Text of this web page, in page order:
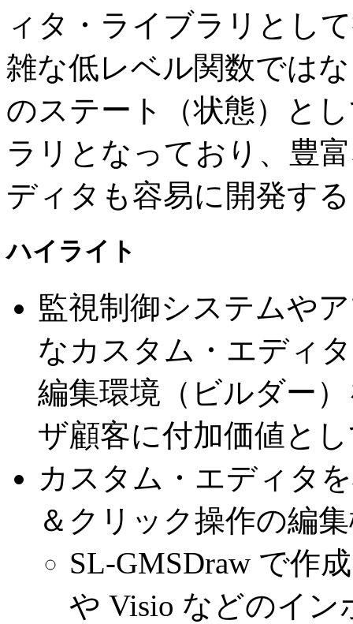
ィタ・ライブラリとし
雑な低レベル関数では
のステート（状態）と
ラリとなっており、豊
ディタも容易に開発す
ハイライト
監視制御システムや
なカスタム・エディ
編集環境（ビルダー
ザ顧客に付加価値と
カスタム・エディタ
＆クリック操作の編
SL-GMSDraw で作
や Visio などのイ